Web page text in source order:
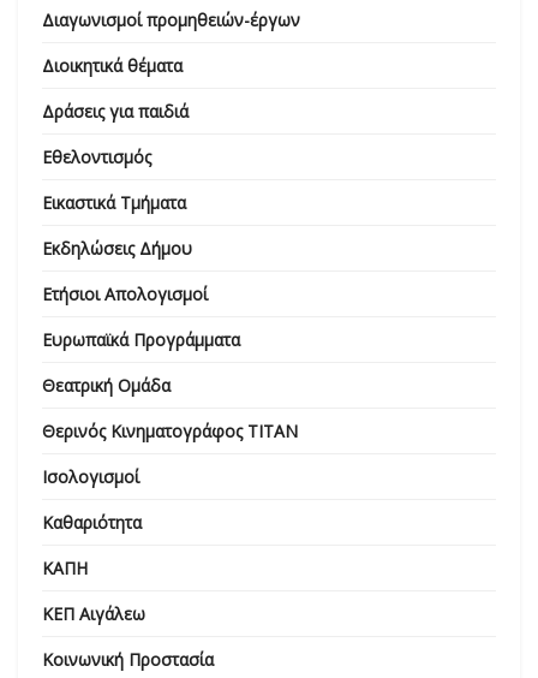
Διαγωνισμοί προμηθειών-έργων
Διοικητικά θέματα
Δράσεις για παιδιά
Εθελοντισμός
Εικαστικά Τμήματα
Εκδηλώσεις Δήμου
Ετήσιοι Απολογισμοί
Ευρωπαϊκά Προγράμματα
Θεατρική Ομάδα
Θερινός Κινηματογράφος ΤΙΤΑΝ
Ισολογισμοί
Καθαριότητα
ΚΑΠΗ
ΚΕΠ Αιγάλεω
Κοινωνική Προστασία